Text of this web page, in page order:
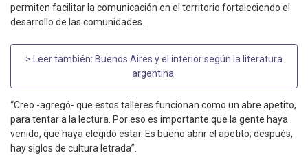
permiten facilitar la comunicación en el territorio fortaleciendo el
desarrollo de las comunidades.
> Leer también: Buenos Aires y el interior según la literatura
argentina
“Creo -agregó- que estos talleres funcionan como un abre apetito,
para tentar a la lectura. Por eso es importante que la gente haya
venido, que haya elegido estar. Es bueno abrir el apetito; después,
hay siglos de cultura letrada”.